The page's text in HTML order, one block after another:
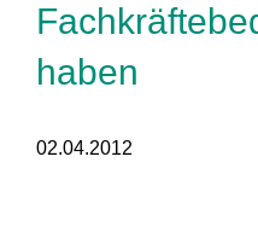
haben
02.04.2012